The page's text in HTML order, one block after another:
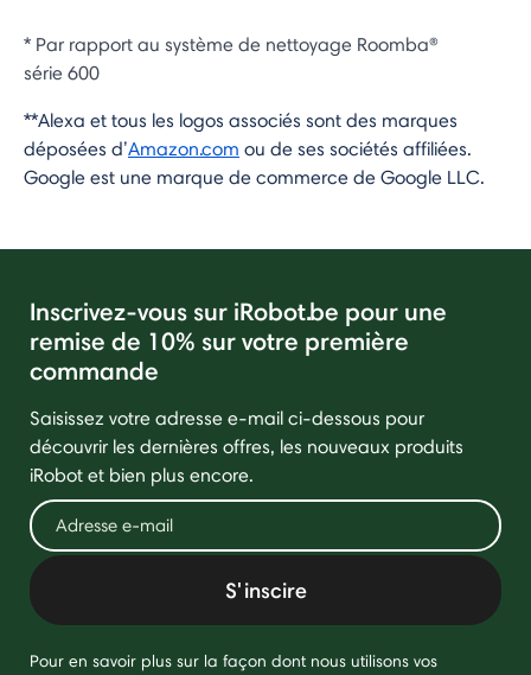
* Par rapport au système de nettoyage Roomba®
série 600
**Alexa et tous les logos associés sont des marques
déposées d’Amazon.com ou de ses sociétés affiliées.
Google est une marque de commerce de Google LLC.
Inscrivez-vous sur iRobot.be pour une
remise de 10% sur votre première
commande
Saisissez votre adresse e-mail ci-dessous pour
découvrir les dernières offres, les nouveaux produits
iRobot et bien plus encore.
S'inscire
Pour en savoir plus sur la façon dont nous utilisons vos